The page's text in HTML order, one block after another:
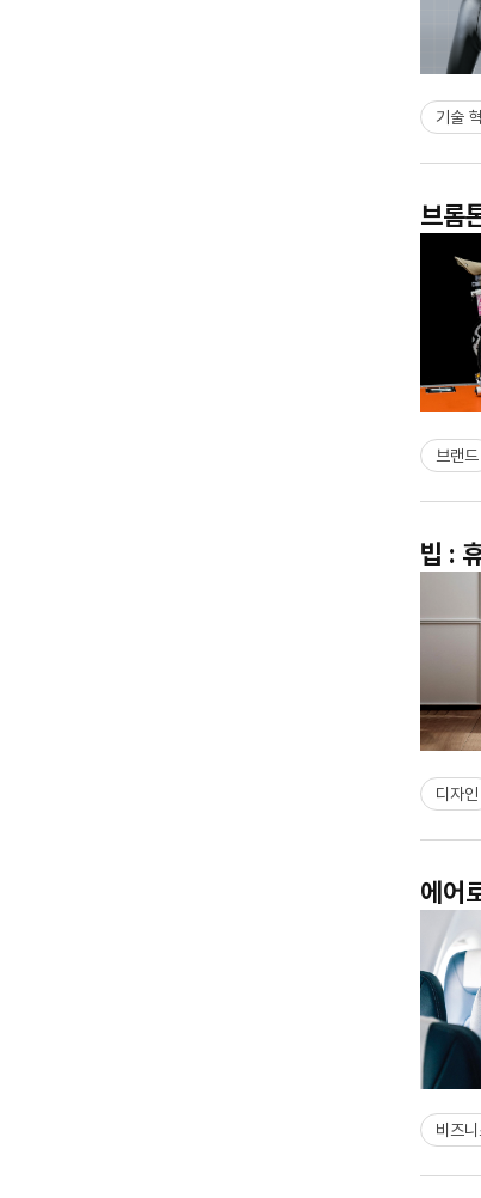
기술
브롬
브랜드
빕 :
디자인
에어
비즈